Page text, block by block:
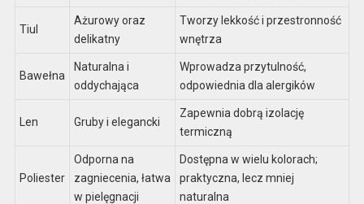
Tiul
Ażurowy oraz
delikatny
Tworzy lekkość i przestronność
wnętrza
Bawełna
Naturalna i
oddychająca
Wprowadza przytulność,
odpowiednia dla alergików
Len Gruby i elegancki
Zapewnia dobrą izolację
termiczną
Poliester
Odporna na
zagniecenia, łatwa
w pielęgnacji
Dostępna w wielu kolorach;
praktyczna, lecz mniej
naturalna